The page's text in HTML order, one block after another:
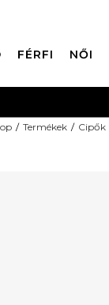
FÉRFI NŐI
Termékek Cipők